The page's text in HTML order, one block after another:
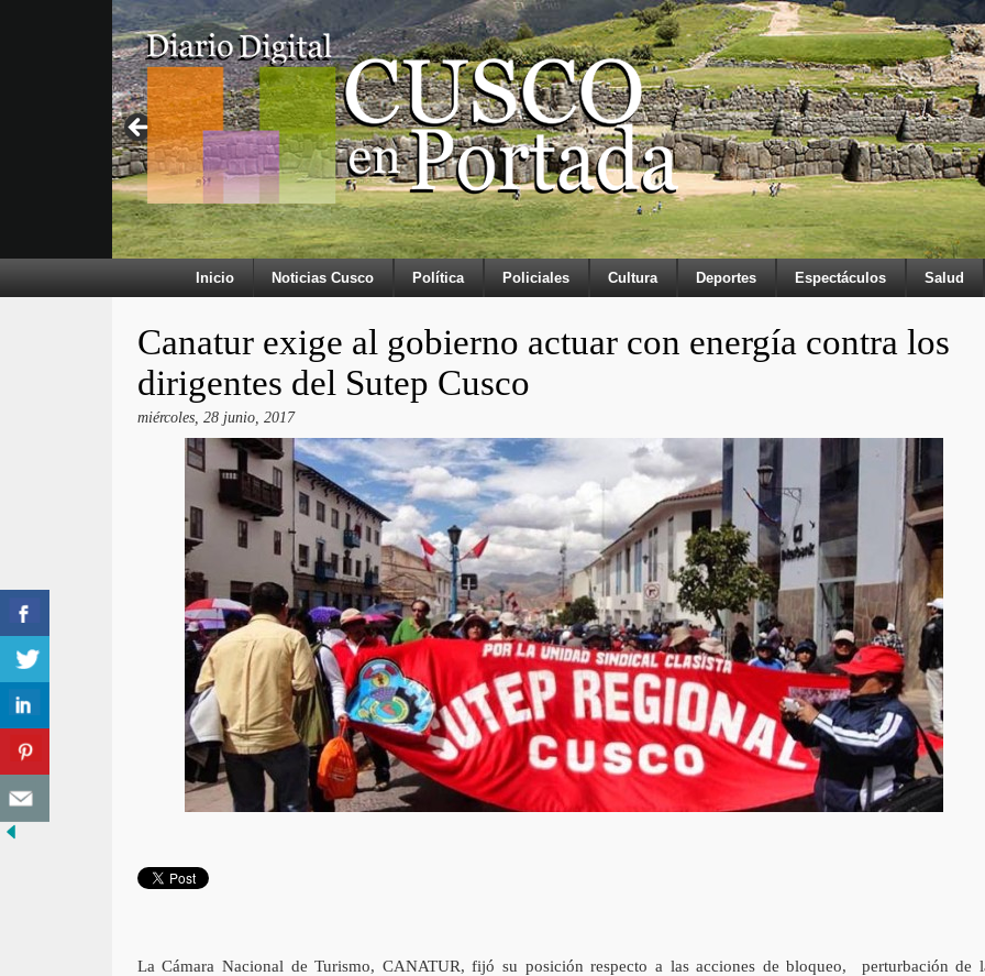
Inicio Noticias Cusco Política Policiales Cultura Deportes Espectáculos Salud
Canatur exige al gobierno actuar con energía contra los
dirigentes del Sutep Cusco
miércoles, 28 junio, 2017
La Cámara Nacional de Turismo, CANATUR, fijó su posición respecto a las acciones de bloqueo, perturbación de